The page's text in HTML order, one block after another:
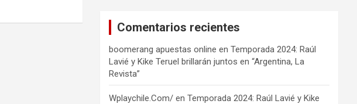
Comentarios recientes
boomerang apuestas online enTemporada 2024: Raúl
Lavié y Kike Teruel brillarán juntos en “Argentina, La
Revista”
Wplaychile.Com/ enTemporada 2024: Raúl Lavié y Kike